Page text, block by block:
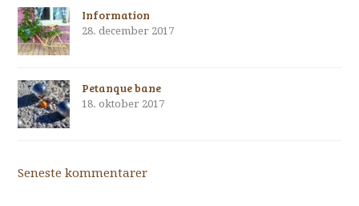
Information
28. december 2017
Petanque bane
18. oktober 2017
Seneste kommentarer